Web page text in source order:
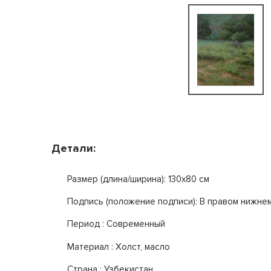
Детали:
Размер (длина/ширина): 130x80 см
Подпись (положение подписи): В правом
Период : Современный
Mатериал : Холст, масло